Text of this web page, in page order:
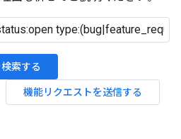
索する
機能リクエストを送信する